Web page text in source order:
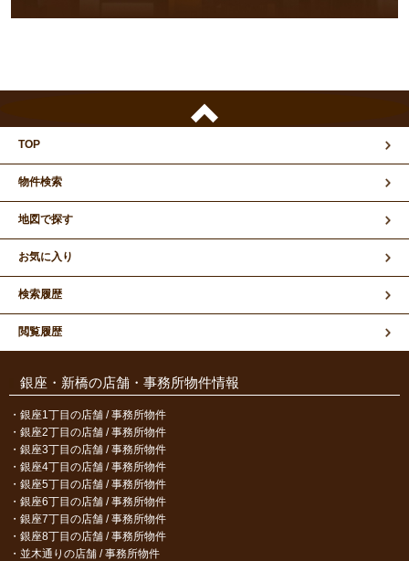
TOP
物件検索
地図で探す
お気に入り
検索履歴
閲覧履歴
銀座・新橋の店舗・事務所物件情報
銀座1丁目の店舗 / 事務所物件
銀座2丁目の店舗 / 事務所物件
銀座3丁目の店舗 / 事務所物件
銀座4丁目の店舗 / 事務所物件
銀座5丁目の店舗 / 事務所物件
銀座6丁目の店舗 / 事務所物件
銀座7丁目の店舗 / 事務所物件
銀座8丁目の店舗 / 事務所物件
並木通りの店舗 / 事務所物件